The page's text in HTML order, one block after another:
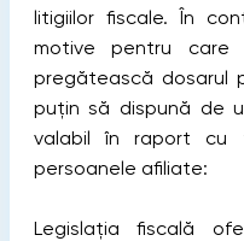
litigiilor fiscale. În
motive pentru
pregătească dosarul
puțin să dispună de
valabil în raport cu
persoanele afiliate:
Legislația fiscală